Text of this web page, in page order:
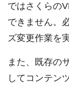
ではさくらの
できません。
ズ変更作業を
また、既存の
してコンテン